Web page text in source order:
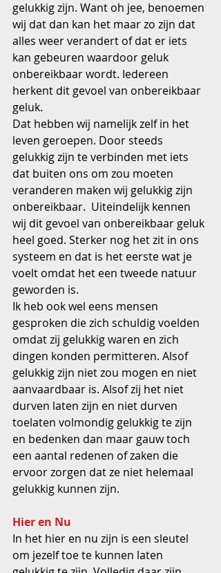
gelukkig zijn. Want oh jee, benoemen
wij dat dan kan het maar zo zijn dat
alles weer verandert of dat er iets
kan gebeuren waardoor geluk
onbereikbaar wordt. Iedereen
herkent dit gevoel van onbereikbaar
geluk.
Dat hebben wij namelijk zelf in het
leven geroepen. Door steeds
gelukkig zijn te verbinden met iets
dat buiten ons om zou moeten
veranderen maken wij gelukkig zijn
onbereikbaar.  Uiteindelijk kennen
wij dit gevoel van onbereikbaar geluk
heel goed. Sterker nog het zit in ons
systeem en dat is het eerste wat je
voelt omdat het een tweede natuur
geworden is.
Ik heb ook wel eens mensen
gesproken die zich schuldig voelden
omdat zij gelukkig waren en zich
dingen konden permitteren. Alsof
gelukkig zijn niet zou mogen en niet
aanvaardbaar is. Alsof zij het niet
durven laten zijn en niet durven
toelaten volmondig gelukkig te zijn
en bedenken dan maar gauw toch
een aantal redenen of zaken die
ervoor zorgen dat ze niet helemaal
gelukkig kunnen zijn.
Hier en Nu
In het hier en nu zijn is een sleutel
om jezelf toe te kunnen laten